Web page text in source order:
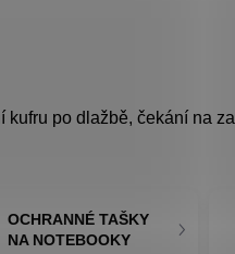
po dlažbě, čekání na
OCHRANNÉ TAŠKY
NA NOTEBOOKY